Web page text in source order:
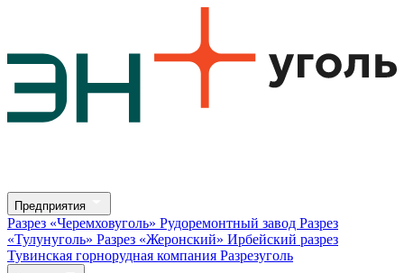
Предприятия
Разрез «Черемховуголь» Рудоремонтный завод Разрез
«Тулунуголь» Разрез «Жеронский» Ирбейский разрез
Тувинская горнорудная компания Разрезуголь